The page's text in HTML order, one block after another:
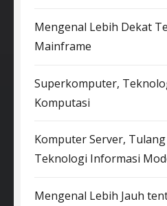
Mengenal Lebih Dekat
Mainframe
Superkomputer,
Komputasi
Komputer Server,
Teknologi Informasi
Mengenal Lebih Jauh